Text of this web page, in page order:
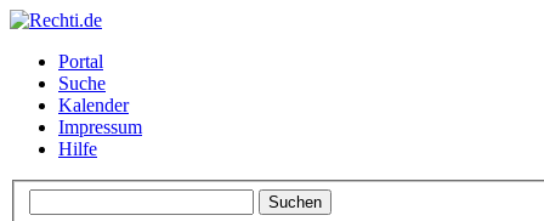
Portal
Suche
Kalender
Impressum
Hilfe